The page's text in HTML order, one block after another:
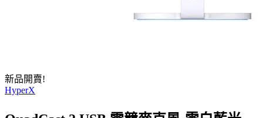
新品開賣!
HyperX